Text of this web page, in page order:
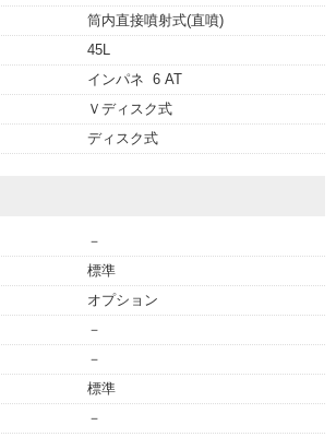
筒内直接噴射式(直噴)
45L
インパネ 6 AT
Ｖディスク式
ディスク式
－
標準
オプション
－
－
標準
－